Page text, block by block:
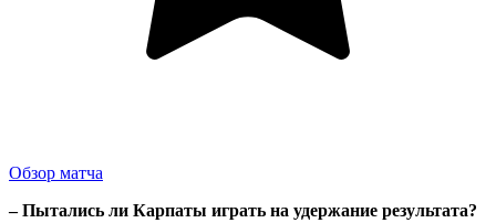
Обзор матча
– Пытались ли Карпаты играть на удержание результата?